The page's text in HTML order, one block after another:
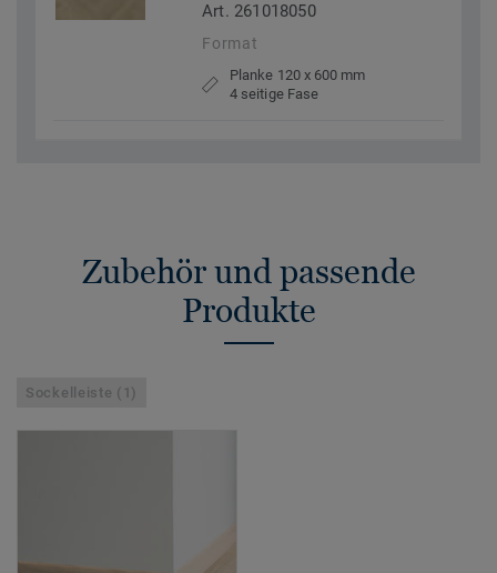
Art. 261018050
Format
Planke 120 x 600 mm
4 seitige Fase
Zubehör und passende
Produkte
Sockelleiste (1)